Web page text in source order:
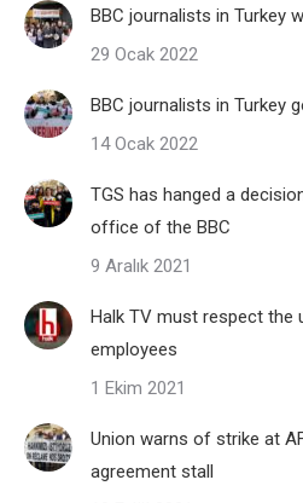
BBC journalists in Turkey
29 Ocak 2022
BBC journalists in Turkey
14 Ocak 2022
TGS has hanged a
office of the BBC
9 Aralık 2021
Halk TV must respect the
employees
1 Ekim 2021
Union warns of strike at
agreement stall